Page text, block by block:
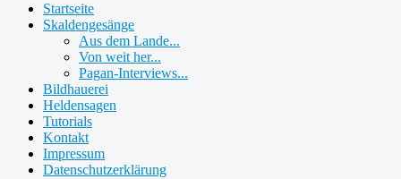
Startseite
Skaldengesänge
Aus dem Lande...
Von weit her...
Pagan-Interviews...
Bildhauerei
Heldensagen
Tutorials
Kontakt
Impressum
Datenschutzerklärung